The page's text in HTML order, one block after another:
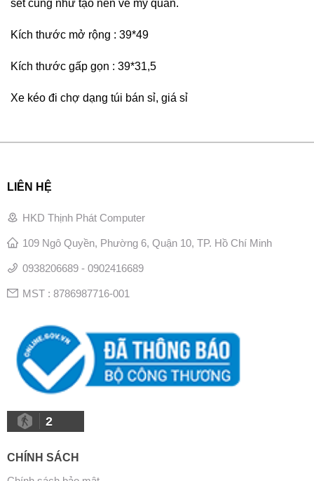
sét cũng như tạo nên vẻ mỹ quan.
Kích thước mở rộng : 39*49
Kích thước gấp gọn : 39*31,5
Xe kéo đi chợ dạng túi bán sỉ, giá sỉ
LIÊN HỆ
HKD Thịnh Phát Computer
109 Ngô Quyền, Phường 6, Quận 10, TP. Hồ Chí Minh
0938206689 - 0902416689
MST : 8786987716-001
2
CHÍNH SÁCH